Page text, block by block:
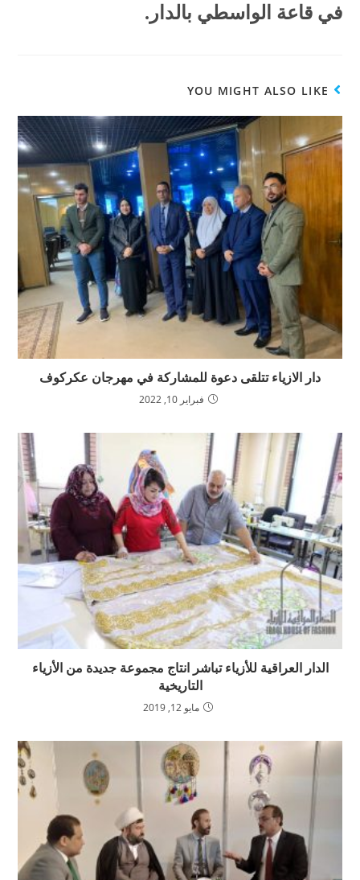
في قاعة الواسطي بالدار.
YOU MIGHT ALSO LIKE
دار الازياء تتلقى دعوة للمشاركة في مهرجان عكركوف
فبراير 10, 2022
الدار العراقية للأزياء تباشر انتاج مجموعة جديدة من الأزياء
التاريخية
مايو 12, 2019